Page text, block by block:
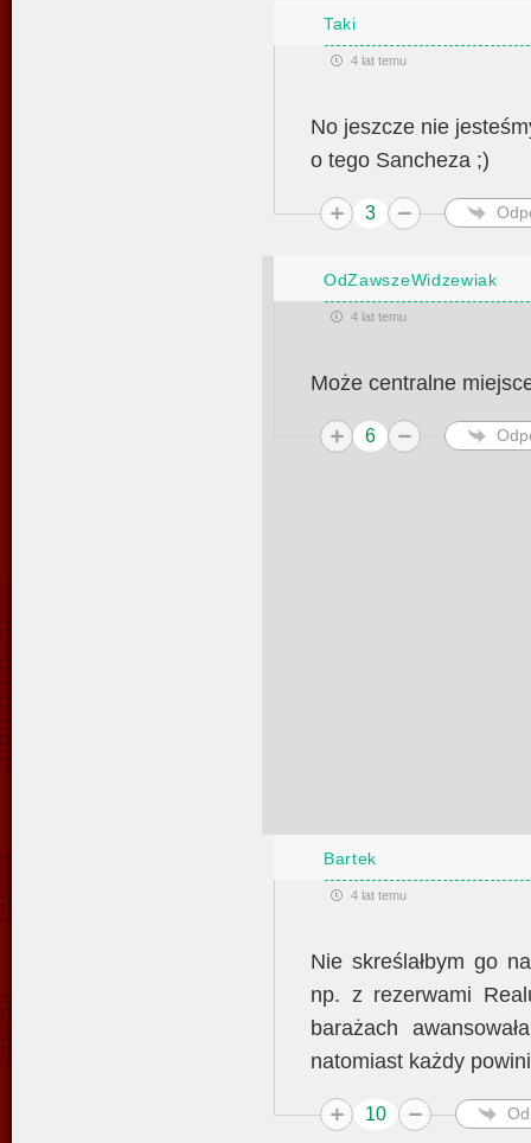
Taki
4 lat temu
No jeszcze nie
o tego Sancheza ;)
3
OdZawszeWidzewiak
4 lat temu
Może centralne
6
Bartek
4 lat temu
Nie skreślałbym go
np. z rezerwami
barażach
natomiast każdy
10